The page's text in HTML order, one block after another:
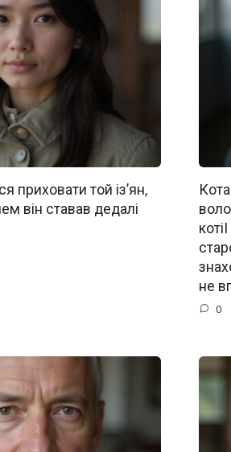
приховати той із’ян,
він ставав дедалі
не
0